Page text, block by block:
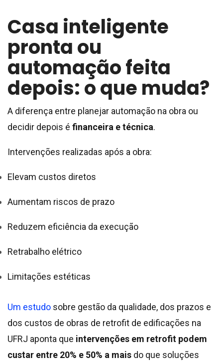
Casa inteligente
pronta ou
automação feita
depois: o que muda?
A diferença entre planejar automação na obra ou
decidir depois é financeira e técnica.
Intervenções realizadas após a obra:
Elevam custos diretos
Aumentam riscos de prazo
Reduzem eficiência da execução
Retrabalho elétrico
Limitações estéticas
Um estudo sobre gestão da qualidade, dos prazos e
dos custos de obras de retrofit de edificações na
UFRJ aponta que intervenções em retrofit podem
custar entre 20% e 50% a mais do que soluções